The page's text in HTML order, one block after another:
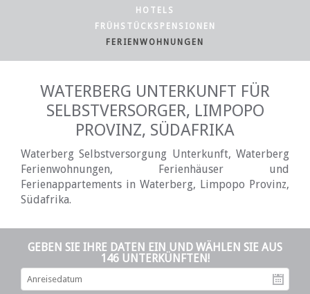
HOTELS
FRÜHSTÜCKSPENSIONEN
FERIENWOHNUNGEN
WATERBERG UNTERKUNFT FÜR
SELBSTVERSORGER, LIMPOPO
PROVINZ, SÜDAFRIKA
Waterberg Selbstversorgung Unterkunft, Waterberg
Ferienwohnungen, Ferienhäuser und
Ferienappartements in Waterberg, Limpopo Provinz,
Südafrika.
GEBEN SIE IHRE DATEN EIN UND WÄHLEN SIE AUS
146 UNTERKÜNFTEN!